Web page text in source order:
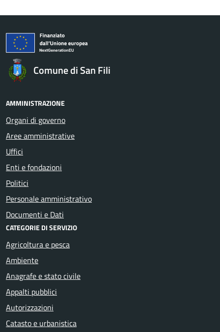
Comune di San Fili
AMMINISTRAZIONE
Organi di governo
Aree amministrative
Uffici
Enti e fondazioni
Politici
Personale amministrativo
Documenti e Dati
CATEGORIE DI SERVIZIO
Agricoltura e pesca
Ambiente
Anagrafe e stato civile
Appalti pubblici
Autorizzazioni
Catasto e urbanistica